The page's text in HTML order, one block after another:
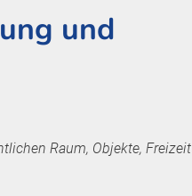
und
Raum, Objekte, Freizeit